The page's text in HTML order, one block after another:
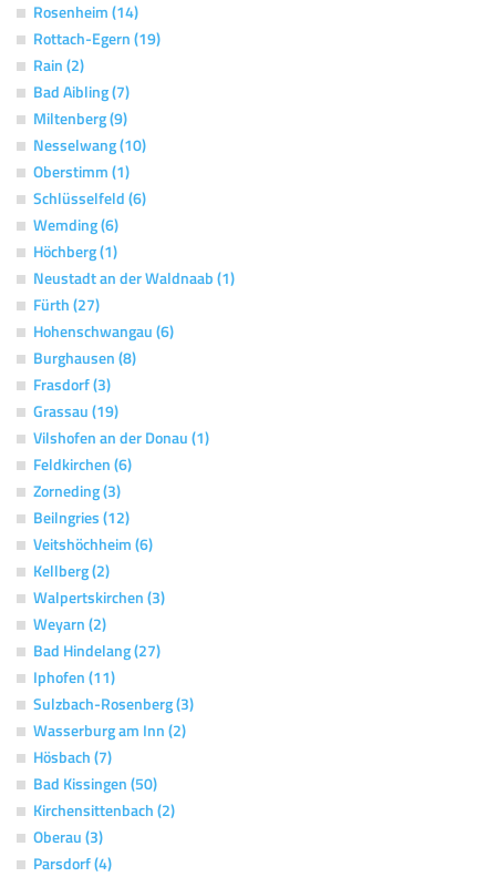
Rosenheim (14)
Rottach-Egern (19)
Rain (2)
Bad Aibling (7)
Miltenberg (9)
Nesselwang (10)
Oberstimm (1)
Schlüsselfeld (6)
Wemding (6)
Höchberg (1)
Neustadt an der Waldnaab (1)
Fürth (27)
Hohenschwangau (6)
Burghausen (8)
Frasdorf (3)
Grassau (19)
Vilshofen an der Donau (1)
Feldkirchen (6)
Zorneding (3)
Beilngries (12)
Veitshöchheim (6)
Kellberg (2)
Walpertskirchen (3)
Weyarn (2)
Bad Hindelang (27)
Iphofen (11)
Sulzbach-Rosenberg (3)
Wasserburg am Inn (2)
Hösbach (7)
Bad Kissingen (50)
Kirchensittenbach (2)
Oberau (3)
Parsdorf (4)